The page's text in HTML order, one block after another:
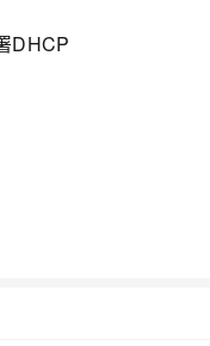
DHCP